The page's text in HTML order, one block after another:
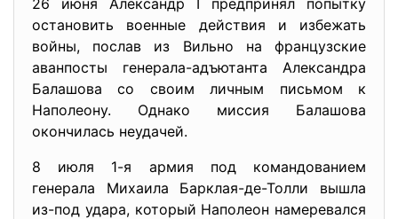
26 июня Александр I предпринял попытку
остановить военные действия и избежать
войны, послав из Вильно на французские
аванпосты генерала-адъютанта Александра
Балашова со своим личным письмом к
Наполеону. Однако миссия Балашова
окончилась неудачей.
8 июля 1-я армия под командованием
генерала Михаила Барклая-де-Толли вышла
из-под удара, который Наполеон намеревался